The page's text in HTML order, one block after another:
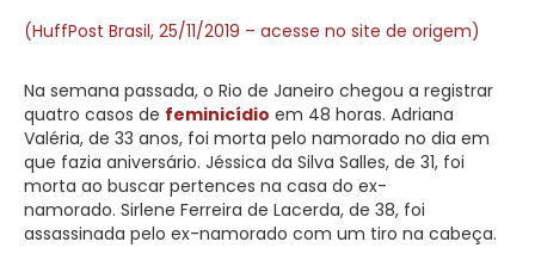
(HuffPost Brasil, 25/11/2019 – acesse no site de origem)
Na semana passada, o Rio de Janeiro chegou a registrar
quatro casos de feminicídio em 48 horas. Adriana
Valéria, de 33 anos, foi morta pelo namorado no dia em
que fazia aniversário. Jéssica da Silva Salles, de 31, foi
morta ao buscar pertences na casa do ex-
namorado. Sirlene Ferreira de Lacerda, de 38, foi
assassinada pelo ex-namorado com um tiro na cabeça.